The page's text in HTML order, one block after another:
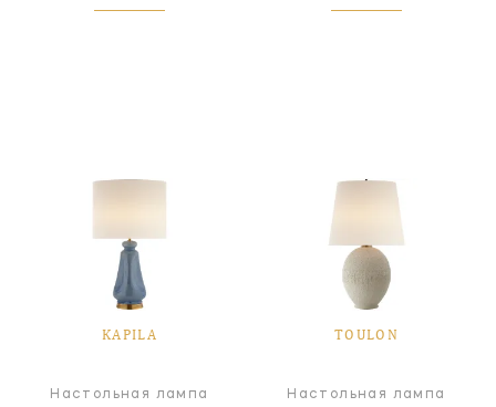
KAPILA
Настольная лампа
TOULON
Настольная лампа